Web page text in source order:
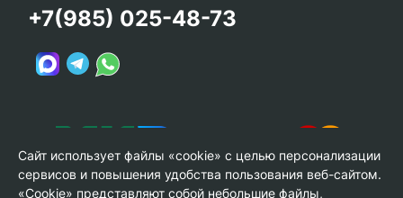
+7(985) 025-48-73
Сайт использует файлы «cookie» с целью персонализации
сервисов и повышения удобства пользования веб-сайтом.
«Cookie» представляют собой небольшие файлы,